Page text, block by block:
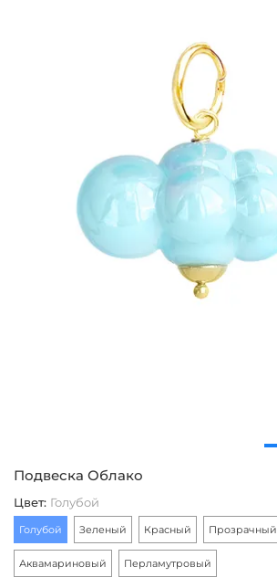
Подвеска Облако
Цвет: Голубой
Голубой Зеленый Красный Прозрачный
Аквамариновый Перламутровый